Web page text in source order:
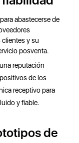
abastecerse de
y su
posventa.
reputación
de los
receptivo para
y fiable.
de